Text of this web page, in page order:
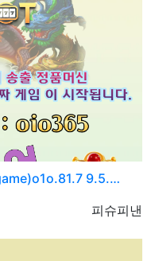
9.5.…
등록자
피슈피낸